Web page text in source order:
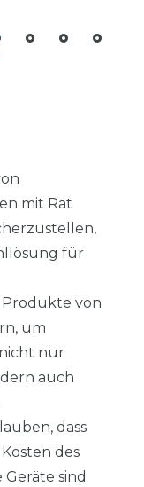
mit Rat
für
von
um
nur
auch
dass
des
Geräte sind